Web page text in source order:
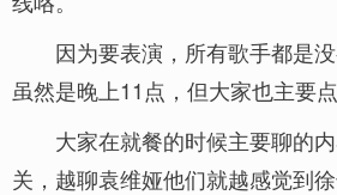
因为要表演，所有歌手都是
虽然是晚上11点，但大家也主要点
大家在就餐的时候主要聊的
关，越聊袁维娅他们就越感觉到